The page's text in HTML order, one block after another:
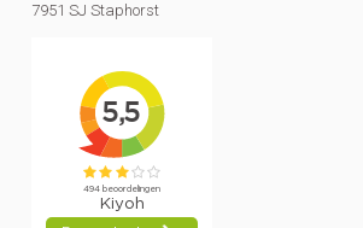
7951 SJ Staphorst